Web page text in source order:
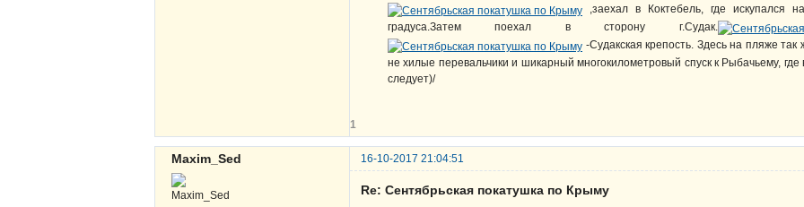
,заехал в Коктебель, где искупался
градуса.Затем поехал в сторону г.Судак.
-Судакская крепость. Здесь на пляже
не хилые перевальчики и шикарный многокилометровый спуск к Рыбачьему,
следует)/
1
Maxim_Sed 16-10-2017 21:04:51
Re: Сентябрьская покатушка по Крыму